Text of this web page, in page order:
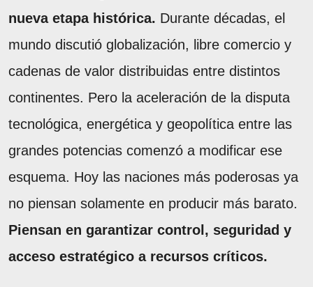
nueva etapa histórica. Durante décadas, el
mundo discutió globalización, libre comercio y
cadenas de valor distribuidas entre distintos
continentes. Pero la aceleración de la disputa
tecnológica, energética y geopolítica entre las
grandes potencias comenzó a modificar ese
esquema. Hoy las naciones más poderosas ya
no piensan solamente en producir más barato.
Piensan en garantizar control, seguridad y
acceso estratégico a recursos críticos.